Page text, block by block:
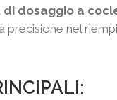
di dosaggio a
precisione nel